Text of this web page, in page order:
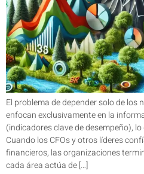
El problema de depender solo de los
enfocan exclusivamente en la
(indicadores clave de desempeño),
Cuando los CFOs y otros líderes
financieros, las organizaciones
cada área actúa de […]